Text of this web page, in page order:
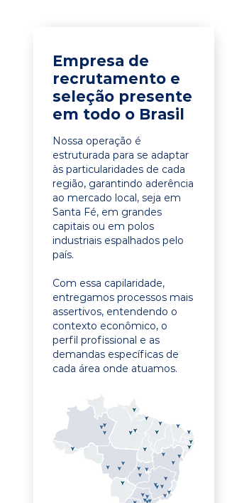
Empresa de
recrutamento e
seleção presente
em todo o Brasil
Nossa operação é
estruturada para se adaptar
às particularidades de cada
região, garantindo aderência
ao mercado local, seja em
Santa Fé, em grandes
capitais ou em polos
industriais espalhados pelo
país.
Com essa capilaridade,
entregamos processos mais
assertivos, entendendo o
contexto econômico, o
perfil profissional e as
demandas específicas de
cada área onde atuamos.